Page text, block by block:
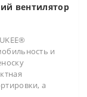
вентилятор
и
а